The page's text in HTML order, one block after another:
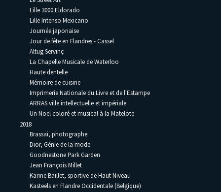
Lille 3000 Eldorado
Lille Intenso Mexicano
Journée japonaise
Jour de fête en Flandres - Cassel
Altug Servinç
La Chapelle Musicale de Waterloo
Haute dentelle
Mémoire de cuisine
Imprimerie Nationale du Livre et de l'Estampe
ARRAS ville intellectuelle et impériale
Un Noël coloré et musical à la Matelote
2018
Brassai, photographe
Dior, Génie de la mode
Goodnestone Park Garden
Jean François Millet
Karine Baillet, sportive de Haut Niveau
Kasteels en Flandre Occidentale (Belgique)